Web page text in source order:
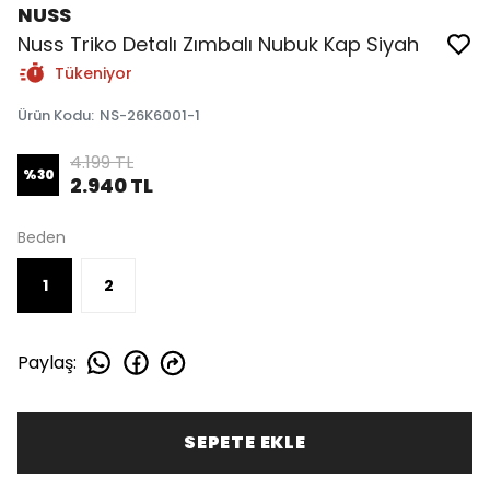
NUSS
Nuss Triko Detalı Zımbalı Nubuk Kap Siyah
Tükeniyor
Ürün Kodu: NS-26K6001-1
%30 4.199 TL
2.940 TL
Beden
1 2
Paylaş:
SEPETE EKLE